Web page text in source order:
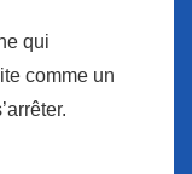
qui
comme un